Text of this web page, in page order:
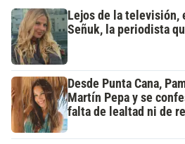
Lejos de la televisión,
Señuk, la periodista
Desde Punta Cana,
Martín Pepa y se
falta de lealtad ni de